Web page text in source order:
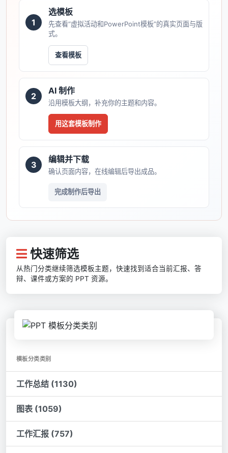
1
选模板
先查看“虚拟活动和PowerPoint模板”的真实页面与版
式。
查看模板
2
AI 制作
沿用模板大纲，补充你的主题和内容。
用这套模板制作
3
编辑并下载
确认页面内容，在线编辑后导出成品。
完成制作后导出
快速筛选
从热门分类继续筛选模板主题，快速找到适合当前汇报、答
辩、课件或方案的 PPT 资源。
模板分类类别
工作总结 (1130)
图表 (1059)
工作汇报 (757)